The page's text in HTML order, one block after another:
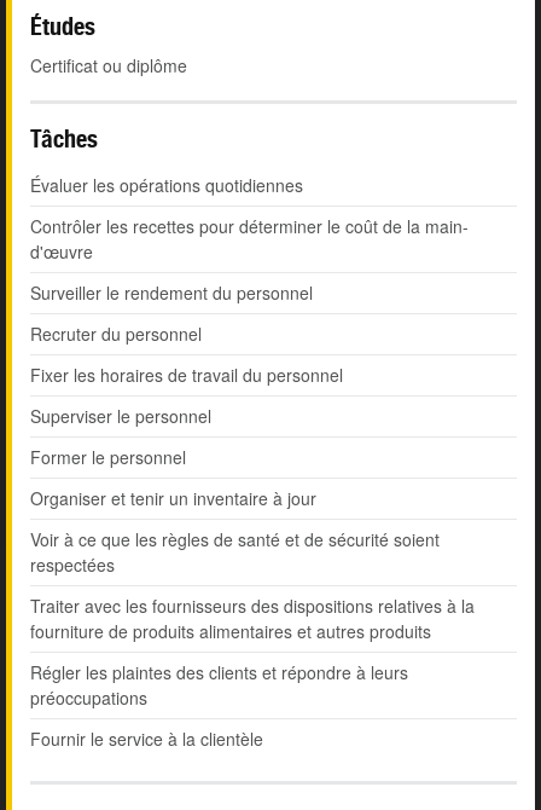
Études
Certificat ou diplôme
Tâches
Évaluer les opérations quotidiennes
Contrôler les recettes pour déterminer le coût de la main-
d'œuvre
Surveiller le rendement du personnel
Recruter du personnel
Fixer les horaires de travail du personnel
Superviser le personnel
Former le personnel
Organiser et tenir un inventaire à jour
Voir à ce que les règles de santé et de sécurité soient
respectées
Traiter avec les fournisseurs des dispositions relatives à la
fourniture de produits alimentaires et autres produits
Régler les plaintes des clients et répondre à leurs
préoccupations
Fournir le service à la clientèle